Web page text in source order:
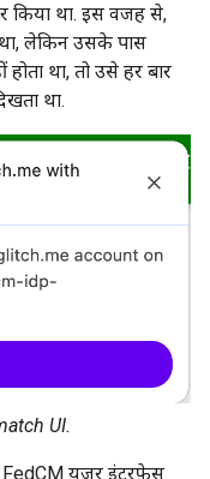
किया था. इस वजह से,
लेकिन उसके पास
था, तो उसे हर बार
था.
UI.
FedCM यूज़र इंटरफ़ेस